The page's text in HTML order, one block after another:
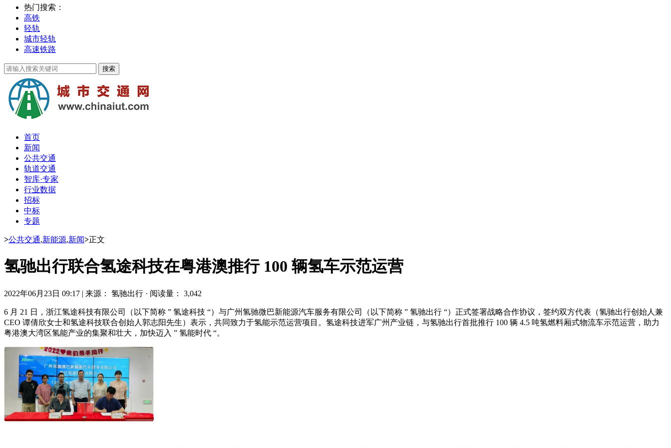
热门搜索：
高铁
轻轨
城市轻轨
高速铁路
首页
新闻
公共交通
轨道交通
智库·专家
行业数据
招标
中标
专题
>公共交通,新能源,新闻>正文
氢驰出行联合氢途科技在粤港澳推行 100 辆氢车示范运营
2022年06月23日 09:17 | 来源： 氢驰出行 · 阅读量： 3,042
6 月 21 日，浙江氢途科技有限公司（以下简称 ” 氢途科技 “）与广州氢驰微巴新能源汽车服务有限公司（以下简称 ” 氢驰出行 “）正式签署战略合作协议，签约双方代表（氢驰出行创始人兼
CEO 谭倩欣女士和氢途科技联合创始人郭志阳先生）表示，共同致力于氢能示范运营项目。氢途科技进军广州产业链，与氢驰出行首批推行 100 辆 4.5 吨氢燃料厢式物流车示范运营，助力
粤港澳大湾区氢能产业的集聚和壮大，加快迈入 ” 氢能时代 “。